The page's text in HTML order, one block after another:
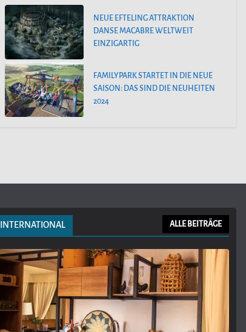
NEUE EFTELING ATTRAKTION
DANSE MACABRE WELTWEIT
EINZIGARTIG
FAMILYPARK STARTET IN DIE NEUE
SAISON: DAS SIND DIE NEUHEITEN
2024
INTERNATIONAL ALLE BEITRÄGE